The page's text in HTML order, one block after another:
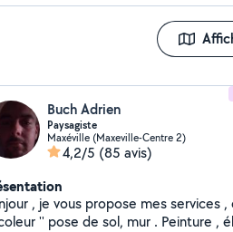
Buch Adrien
Paysagiste
Maxéville (Maxeville-Centre 2)
4,2/5 (85 avis)
, je vous propose mes services
'' pose de sol, mur . Peinture ,